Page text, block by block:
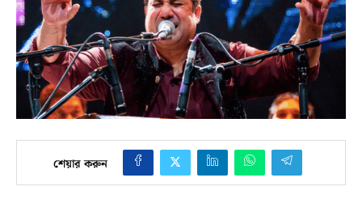
শেয়ার করুন